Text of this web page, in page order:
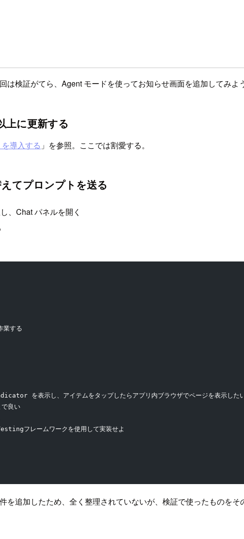
は検証がてら、Agent モードを使ってお知らせ画面を追加してみよ
に更新する
導入する 」を参照。ここでは割愛する。
てプロンプトを送る
、Chat パネルを開く
する
表示し、アイテムをタップしたらアプリ内ブラウザでページを表示した
良い
フレームワークを使用して実装せよ
を追加したため、全く整理されていないが、検証で使ったものをそ